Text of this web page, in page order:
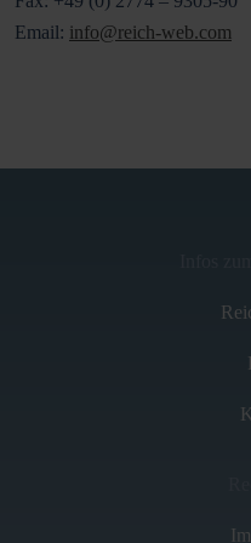
Email: info@reich-web.com